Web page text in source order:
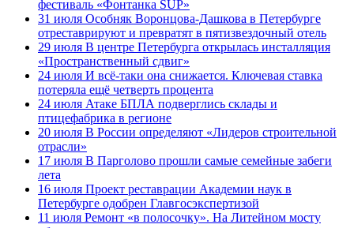
фестиваль «Фонтанка SUP»
31 июля Особняк Воронцова-Дашкова в Петербурге
отреставрируют и превратят в пятизвездочный отель
29 июля В центре Петербурга открылась инсталляция
«Пространственный сдвиг»
24 июля И всё-таки она снижается. Ключевая ставка
потеряла ещё четверть процента
24 июля Атаке БПЛА подверглись склады и
птицефабрика в регионе
20 июля В России определяют «Лидеров строительной
отрасли»
17 июля В Парголово прошли самые семейные забеги
лета
16 июля Проект реставрации Академии наук в
Петербурге одобрен Главгосэкспертизой
11 июля Ремонт «в полосочку». На Литейном мосту